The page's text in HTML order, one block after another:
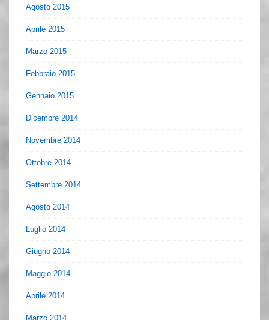
Agosto 2015
Aprile 2015
Marzo 2015
Febbraio 2015
Gennaio 2015
Dicembre 2014
Novembre 2014
Ottobre 2014
Settembre 2014
Agosto 2014
Luglio 2014
Giugno 2014
Maggio 2014
Aprile 2014
Marzo 2014